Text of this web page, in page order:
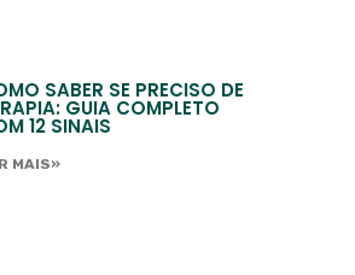
SABER SE PRECISO DE
GUIA COMPLETO
12 SINAIS
MAIS»